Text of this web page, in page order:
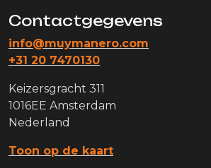
Contactgegevens
info@muymanero.com
+31 20 7470130
Keizersgracht 311
1016EE Amsterdam
Nederland
Toon op de kaart